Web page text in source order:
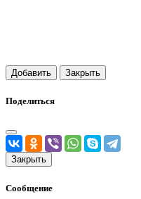
Добавить Закрыть
Поделиться
Закрыть
Сообщение